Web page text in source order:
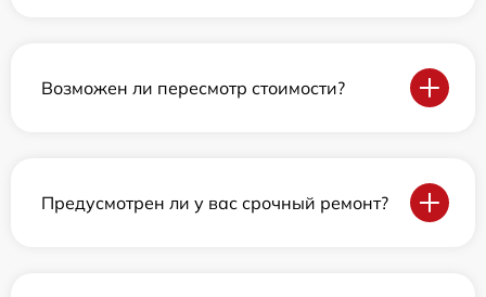
Возможен ли пересмотр стоимости?
Предусмотрен ли у вас срочный ремонт?